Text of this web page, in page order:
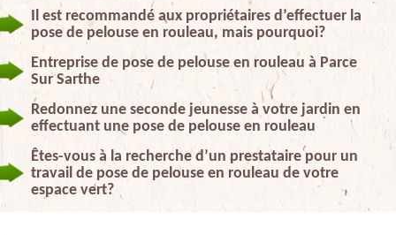
Il est recommandé aux propriétaires d’effectuer la
pose de pelouse en rouleau, mais pourquoi?
Entreprise de pose de pelouse en rouleau à Parce
Sur Sarthe
Redonnez une seconde jeunesse à votre jardin en
effectuant une pose de pelouse en rouleau
Êtes-vous à la recherche d’un prestataire pour un
travail de pose de pelouse en rouleau de votre
espace vert?